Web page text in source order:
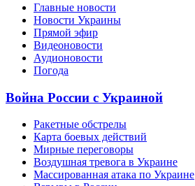
Главные новости
Новости Украины
Прямой эфир
Видеоновости
Аудионовости
Погода
Война России с Украиной
Ракетные обстрелы
Карта боевых действий
Мирные переговоры
Воздушная тревога в Украине
Массированная атака по Украине